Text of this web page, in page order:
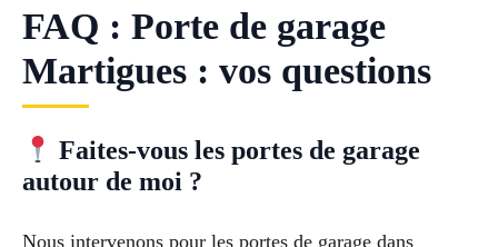
FAQ : Porte de garage
Martigues : vos questions
Faites-vous les portes de garage
autour de moi ?
Nous intervenons pour les portes de garage dans